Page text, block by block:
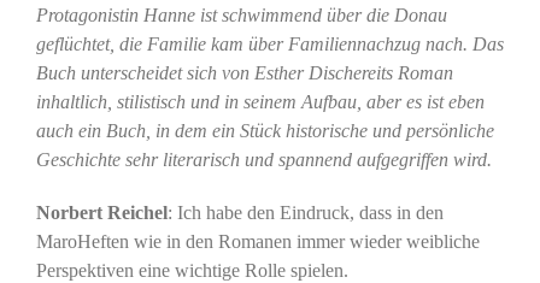
Protagonistin Hanne ist schwimmend über die Donau
geflüchtet, die Familie kam über Familiennachzug nach. Das
Buch unterscheidet sich von Esther Dischereits Roman
inhaltlich, stilistisch und in seinem Aufbau, aber es ist eben
auch ein Buch, in dem ein Stück historische und persönliche
Geschichte sehr literarisch und spannend aufgegriffen wird.
Norbert Reichel: Ich habe den Eindruck, dass in den
MaroHeften wie in den Romanen immer wieder weibliche
Perspektiven eine wichtige Rolle spielen.